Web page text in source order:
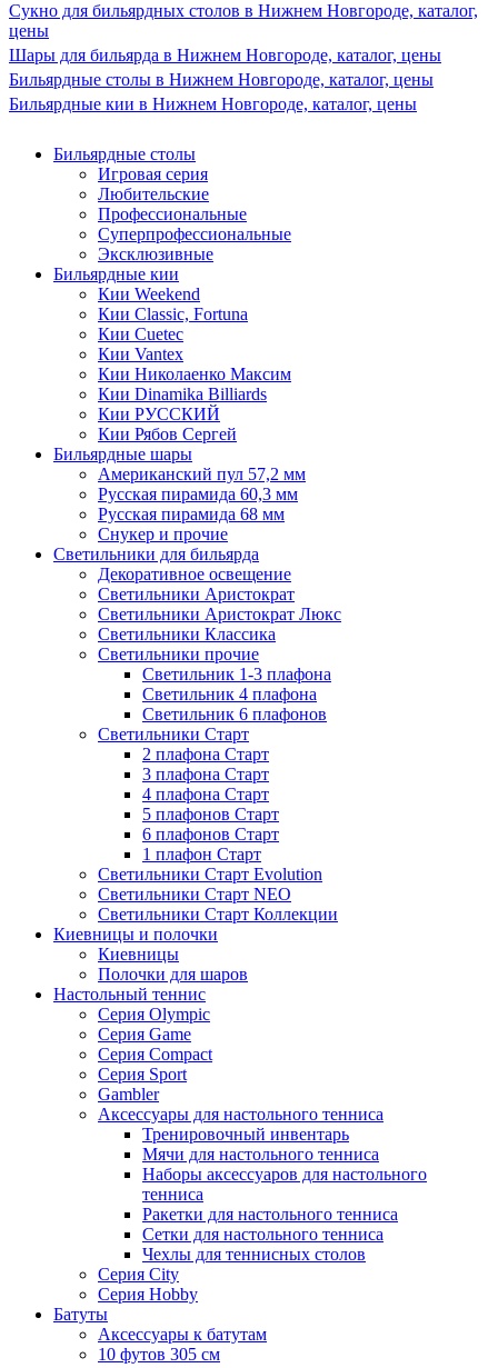
Сукно для бильярдных столов в Нижнем Новгороде, каталог,
цены
Шары для бильярда в Нижнем Новгороде, каталог, цены
Бильярдные столы в Нижнем Новгороде, каталог, цены
Бильярдные кии в Нижнем Новгороде, каталог, цены
Бильярдные столы
Игровая серия
Любительские
Профессиональные
Суперпрофессиональные
Эксклюзивные
Бильярдные кии
Кии Weekend
Кии Classic, Fortuna
Кии Cuetec
Кии Vantex
Кии Николаенко Максим
Кии Dinamika Billiards
Кии РУССКИЙ
Кии Рябов Сергей
Бильярдные шары
Американский пул 57,2 мм
Русская пирамида 60,3 мм
Русская пирамида 68 мм
Снукер и прочие
Светильники для бильярда
Декоративное освещение
Светильники Аристократ
Светильники Аристократ Люкс
Светильники Классика
Светильники прочие
Светильник 1-3 плафона
Светильник 4 плафона
Светильник 6 плафонов
Светильники Старт
2 плафона Старт
3 плафона Старт
4 плафона Старт
5 плафонов Старт
6 плафонов Старт
1 плафон Старт
Светильники Старт Evolution
Светильники Старт NEO
Светильники Старт Коллекции
Киевницы и полочки
Киевницы
Полочки для шаров
Настольный теннис
Серия Olympic
Серия Game
Серия Compact
Серия Sport
Gambler
Аксессуары для настольного тенниса
Тренировочный инвентарь
Мячи для настольного тенниса
Наборы аксессуаров для настольного
тенниса
Ракетки для настольного тенниса
Сетки для настольного тенниса
Чехлы для теннисных столов
Серия City
Серия Hobby
Батуты
Аксессуары к батутам
10 футов 305 см